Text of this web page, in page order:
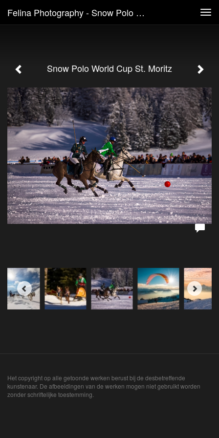
Felina Photography - Snow Polo World Cup St. Moritz
Snow Polo World Cup St. Moritz
Het copyright op alle getoonde werken berust bij de desbetreffende
kunstenaar. De afbeeldingen van de werken mogen niet gebruikt worden
zonder schriftelijke toestemming.